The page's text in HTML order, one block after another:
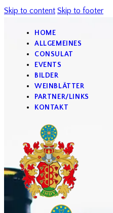
Skip to content Skip to footer
HOME
ALLGEMEINES
CONSULAT
EVENTS
BILDER
WEINBLÄTTER
PARTNER/LINKS
KONTAKT